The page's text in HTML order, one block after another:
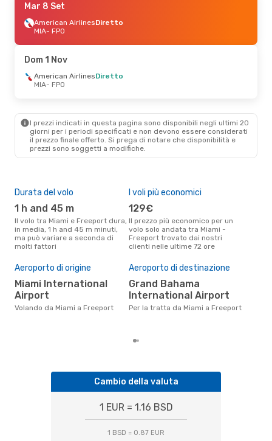
Gio 29 Ott
American Airlines
Diretto
American Airlines
Diretto
FPO - MIA
Diretto
MIA- FPO
American Airlines
Diretto
FPO- MIA
Mar 8 Set
American AirlinesDiretto
MIA- FPO
Dom 1 Nov
American AirlinesDiretto
MIA- FPO
I prezzi indicati in questa pagina sono disponibili negli ultimi 20
giorni per i periodi specificati e non devono essere considerati
il ​​prezzo finale offerto. Si prega di notare che disponibilità e
prezzi sono soggetti a modifiche.
Durata del volo
1 h and 45 m
Il volo tra Miami e Freeport dura,
in media, 1 h and 45 m minuti,
ma può variare a seconda di
molti fattori
I voli più economici
129€
Il prezzo più economico per un
volo solo andata tra Miami -
Freeport trovato dai nostri
clienti nelle ultime 72 ore
Aeroporto di origine
Miami International
Airport
Volando da Miami a Freeport
Aeroporto di destinazione
Grand Bahama
International Airport
Per la tratta da Miami a Freeport
Cambio della valuta
1 EUR = 1.16 BSD
1 BSD = 0.87 EUR